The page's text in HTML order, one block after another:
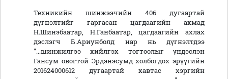
Техникийн шинжээчийн 406 дугаартай
дүгнэлтийг гаргасан цагдаагийн ахмад
Н.Шинэбаатар, Н.Ганбаатар, цагдаагийн ахлах
дэслэгч Б.Ариунболд нар нь дүгнэлтдээ
"...шинжилгээ хийлгэх тогтоолыг үндэслэн
Гансум овогтой Эрдэнэсумд холбогдох эрүүгийн
201624000612 дугаартай хавтас хэргийн